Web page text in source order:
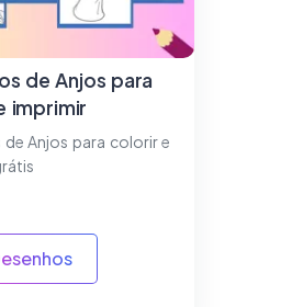
de Anjos para
imprimir
de Anjos para colorir e